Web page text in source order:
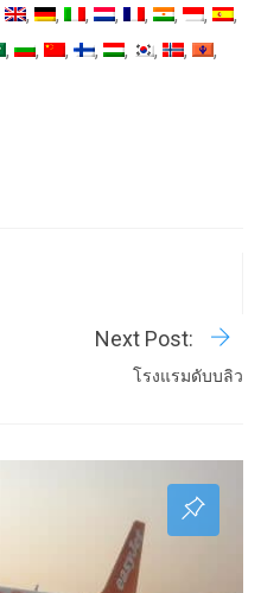
Next Post:
โรงแรมดับบลิว